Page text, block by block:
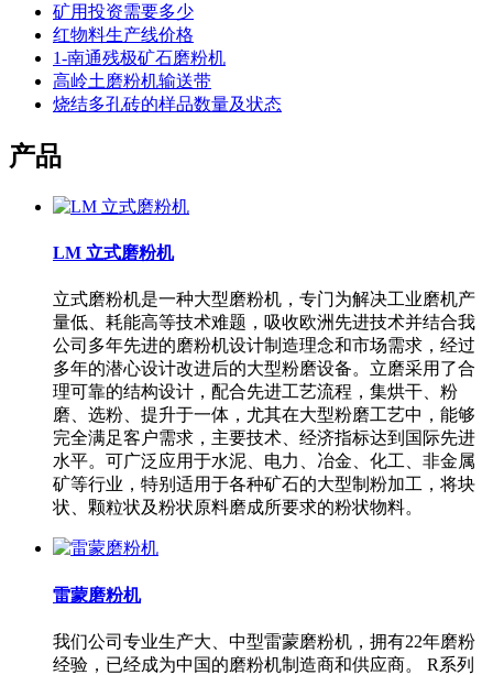
矿用投资需要多少
红物料生产线价格
1-南通残极矿石磨粉机
高岭土磨粉机输送带
烧结多孔砖的样品数量及状态
产品
LM 立式磨粉机
立式磨粉机是一种大型磨粉机，专门为解决工业磨机产
量低、耗能高等技术难题，吸收欧洲先进技术并结合我
公司多年先进的磨粉机设计制造理念和市场需求，经过
多年的潜心设计改进后的大型粉磨设备。立磨采用了合
理可靠的结构设计，配合先进工艺流程，集烘干、粉
磨、选粉、提升于一体，尤其在大型粉磨工艺中，能够
完全满足客户需求，主要技术、经济指标达到国际先进
水平。可广泛应用于水泥、电力、冶金、化工、非金属
矿等行业，特别适用于各种矿石的大型制粉加工，将块
状、颗粒状及粉状原料磨成所要求的粉状物料。
雷蒙磨粉机
我们公司专业生产大、中型雷蒙磨粉机，拥有22年磨粉
经验，已经成为中国的磨粉机制造商和供应商。 R系列